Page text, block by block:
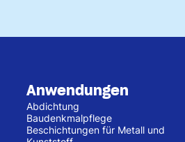
Anwendungen
Abdichtung
Baudenkmalpflege
Beschichtungen für Metall und